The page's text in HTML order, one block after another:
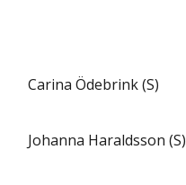
Carina Ödebrink (S)
Johanna Haraldsson (S)